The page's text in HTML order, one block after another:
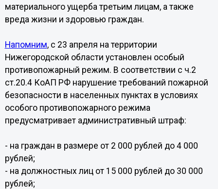
материального ущерба третьим лицам, а также
вреда жизни и здоровью граждан.
Напомним, с 23 апреля на территории
Нижегородской области установлен особый
противопожарный режим. В соответствии с ч.2
ст.20.4 КоАП РФ нарушение требований пожарной
безопасности в населенных пунктах в условиях
особого противопожарного режима
предусматривает административный штраф:
- на граждан в размере от 2 000 рублей до 4 000
рублей;
- на должностных лиц от 15 000 рублей до 30 000
рублей;